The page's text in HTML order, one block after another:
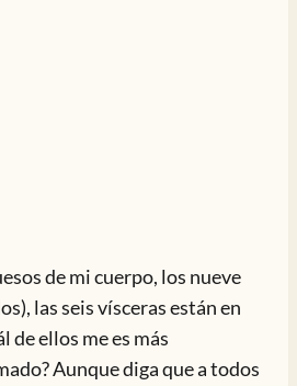
de mi cuerpo, los nueve
las seis vísceras están en
de ellos me es más
Aunque diga que a todos